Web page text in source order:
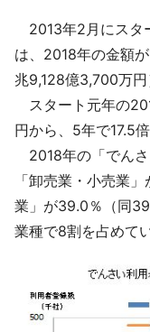
2013年2月にスタ
は、2018年の金額
兆9,128億3,700万円
スタート元年の
円から、5年で17.5
2018年の「でん
「卸売業・小売業
業」が39.0％（同
業種で8割を占めてい